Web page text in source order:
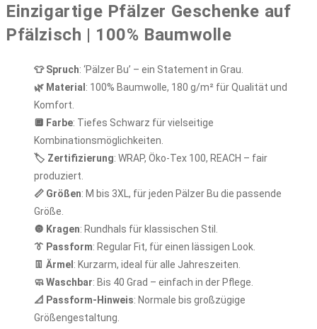
Einzigartige Pfälzer Geschenke auf
Pfälzisch | 100% Baumwolle
👕 Spruch: ‘Pälzer Bu’ – ein Statement in Grau.
🌿 Material : 100% Baumwolle, 180 g/m² für Qualität und
Komfort.
🔲 Farbe: Tiefes Schwarz für vielseitige
Kombinationsmöglichkeiten.
🏷️ Zertifizierung: WRAP, Öko-Tex 100, REACH – fair
produziert.
📏 Größen: M bis 3XL, für jeden Pälzer Bu die passende
Größe.
🔘 Kragen: Rundhals für klassischen Stil.
👔 Passform: Regular Fit, für einen lässigen Look.
👖 Ärmel : Kurzarm, ideal für alle Jahreszeiten.
🧼 Waschbar: Bis 40 Grad – einfach in der Pflege.
📐 Passform-Hinweis: Normale bis großzügige
Größengestaltung.